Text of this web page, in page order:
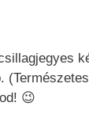
😉